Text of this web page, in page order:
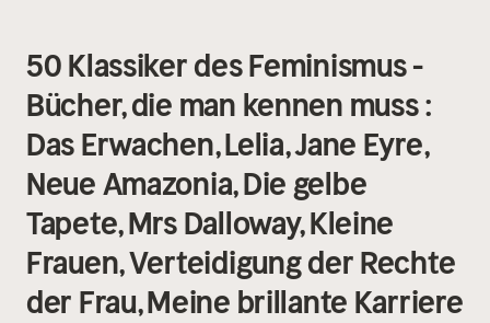
50 Klassiker des Feminismus -
Bücher, die man kennen muss :
Das Erwachen, Lelia, Jane Eyre,
Neue Amazonia, Die gelbe
Tapete, Mrs Dalloway, Kleine
Frauen, Verteidigung der Rechte
der Frau, Meine brillante Karriere